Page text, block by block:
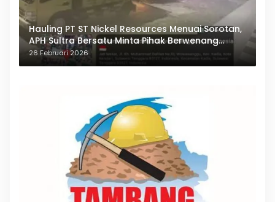
Hauling PT ST Nickel Resources Menuai Sorotan,
APH Sultra Bersatu Minta Pihak Berwenang
Bertindak
26 Februari 2026